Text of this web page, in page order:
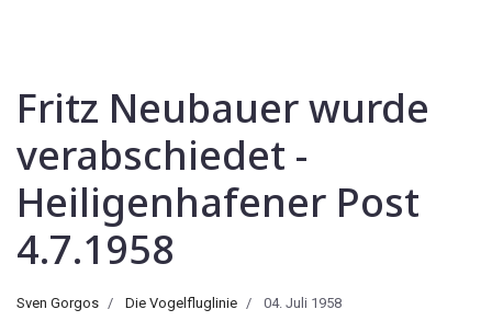
Fritz Neubauer wurde
verabschiedet -
Heiligenhafener Post
4.7.1958
Sven Gorgos Die Vogelfluglinie 04. Juli 1958